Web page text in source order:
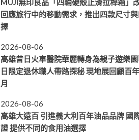
MUJI無印良品「四輪硬殼止滑拉桿箱」
回應旅行中的移動需求，推出四款尺寸
擇
2026-08-06
高雄昔日火車醫院華麗轉身為親子遊樂
日限定退休職人帶路探秘 現地展回顧百
月
2026-08-06
高雄大遠百 引進義大利百年油品品牌 國
證 提供不同的食用油選擇